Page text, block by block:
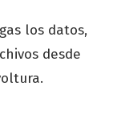
los datos,
desde